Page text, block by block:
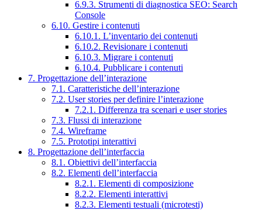
6.9.3. Strumenti di diagnostica SEO: Search
Console
6.10. Gestire i contenuti
6.10.1. L’inventario dei contenuti
6.10.2. Revisionare i contenuti
6.10.3. Migrare i contenuti
6.10.4. Pubblicare i contenuti
7. Progettazione dell’interazione
7.1. Caratteristiche dell’interazione
7.2. User stories per definire l’interazione
7.2.1. Differenza tra scenari e user stories
7.3. Flussi di interazione
7.4. Wireframe
7.5. Prototipi interattivi
8. Progettazione dell’interfaccia
8.1. Obiettivi dell’interfaccia
8.2. Elementi dell’interfaccia
8.2.1. Elementi di composizione
8.2.2. Elementi interattivi
8.2.3. Elementi testuali (microtesti)